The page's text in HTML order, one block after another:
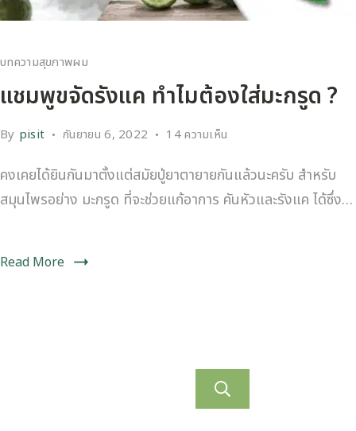
บทความสุขภาพผม
แชมพูขจัดรังแค ทำไมต้องใส่มะกรูด ?
By pisit กันยายน 6, 2022 14 ความเห็น
คงเคยได้ยินกันมาตั้งแต่สมัยปู่ยาตายายกันแล้วนะครับ สำหรับ
สมุนไพรอย่าง มะกรูด ที่จะช่วยแก้อาการ คันหัวและรังแค ได้ซึ่ง…
Read More